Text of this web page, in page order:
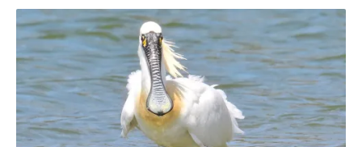
與習性的候鳥，共同選擇了這塊土地度冬。然而，在這片
寧靜的生態美景背後，卻湧動著長達十多年的在地衝突。
2025年11月，內政部針對茄萣濕地是否升級為「國家級重
要濕地」進行審議，再次掀起了保育與開發的路線之爭。
從鹽田到濕地 茄萣濕地的形成茄萣濕地的前身是竹滬鹽
田。1987年配合興達遠洋漁港興建而廢曬，隨後港區挖掘
出的廢土堆置於此，低窪處積水成池，在時間的魔法下，